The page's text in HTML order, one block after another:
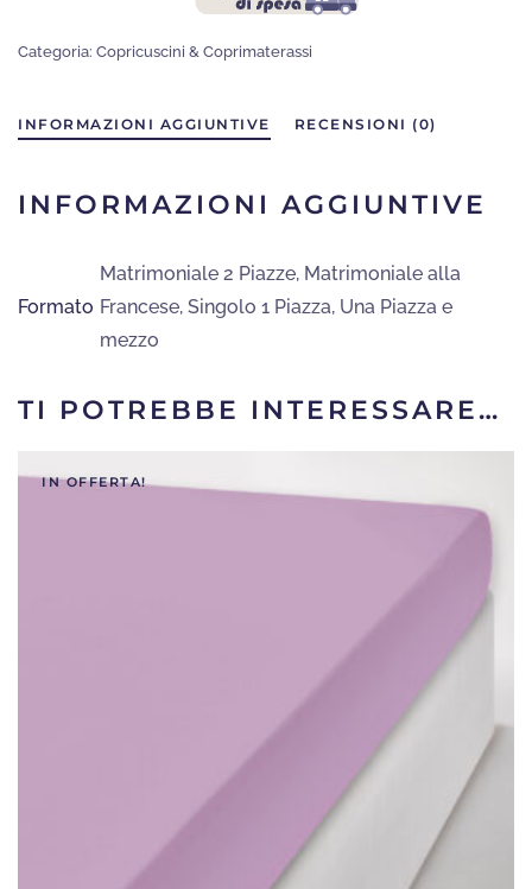
Puro
quantità
Categoria: Copricuscini & Coprimaterassi
INFORMAZIONI AGGIUNTIVE RECENSIONI (0)
INFORMAZIONI AGGIUNTIVE
Formato
Matrimoniale 2 Piazze, Matrimoniale alla
Francese, Singolo 1 Piazza, Una Piazza e
mezzo
TI POTREBBE INTERESSARE…
IN OFFERTA!